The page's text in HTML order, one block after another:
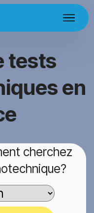
tests
en
cherchez